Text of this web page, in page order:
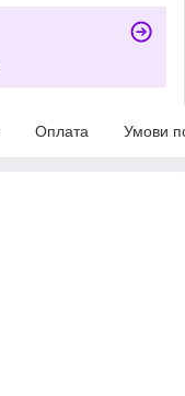
Оплата Умови